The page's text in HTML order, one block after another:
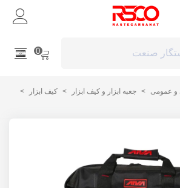
0
و عمومی > جعبه ابزار و کیف ابزار > کیف ابزار
>